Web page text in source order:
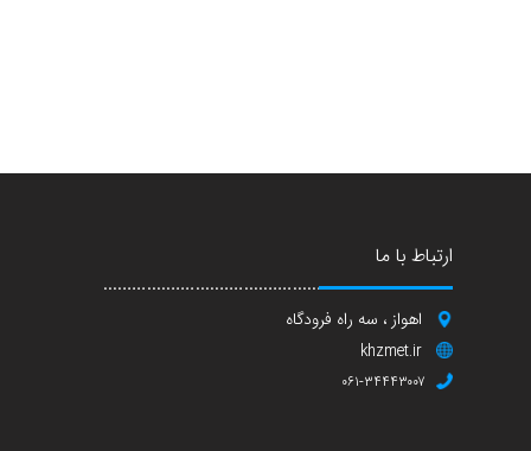
ارتباط با ما
اهواز ، سه راه فرودگاه
khzmet.ir